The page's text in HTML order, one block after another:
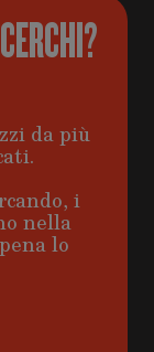
da più
i
nella
lo